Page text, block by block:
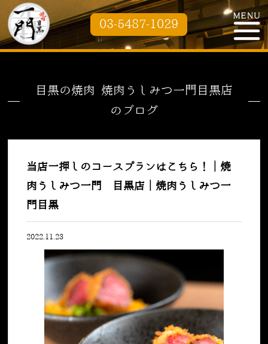
03-5487-1029
目黒の焼肉 焼肉うしみつ一門目黒店
のブログ
当店一押しのコースプランはこちら！｜焼
肉うしみつ一門 目黒店｜焼肉うしみつ一
門目黒
2022.11.23